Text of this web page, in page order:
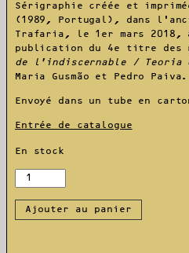
Sérigraphie créée et
(1989, Portugal), dans
Trafaria, le 1er mars 2018,
publication du 4e titre des
de l’indiscernable / Teoria
Maria Gusmão et Pedro Paiva.
Envoyé dans un tube en
Entrée de catalogue
En stock
quantité
de
[Sérigraphie
Ajouter au panier